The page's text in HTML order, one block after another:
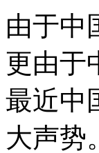
由于中
更由于
最近中
大声势。